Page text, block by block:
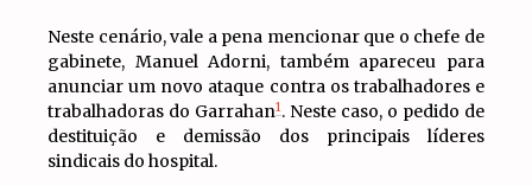
Neste cenário, vale a pena mencionar que o chefe de
gabinete, Manuel Adorni, também apareceu para
anunciar um novo ataque contra os trabalhadores e
trabalhadoras do Garrahan1. Neste caso, o pedido de
destituição e demissão dos principais líderes
sindicais do hospital.